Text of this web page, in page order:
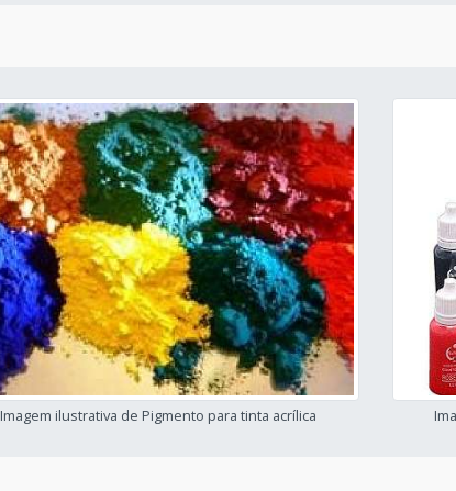
Imagem ilustrativa de Pigmento para tinta acrílica